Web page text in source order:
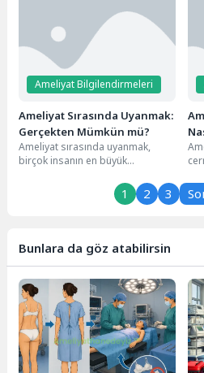
Ameliyat Bilgilendirmeleri
Ameliyat Sırasında Uyanmak:
Gerçekten Mümkün mü?
Ameliyat sırasında uyanmak,
birçok insanın en büyük
Düşünsenize, ameliyat
masasında yatıyorsunuz ve
1 2 3
Bunlara da göz atabilirsin